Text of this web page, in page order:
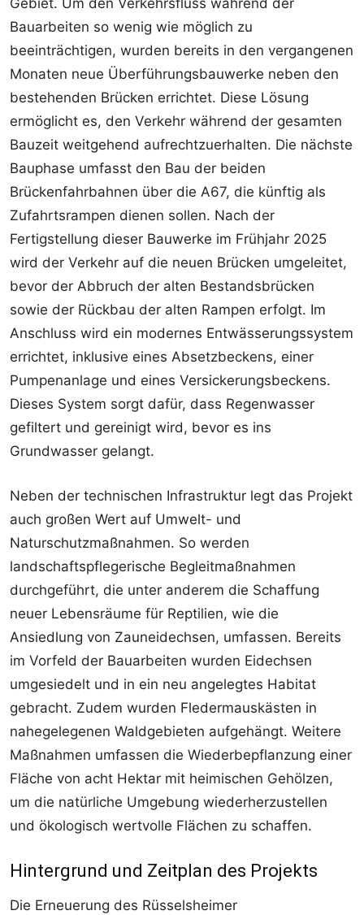
Gebiet. Um den Verkehrsfluss während der
Bauarbeiten so wenig wie möglich zu
beeinträchtigen, wurden bereits in den vergangenen
Monaten neue Überführungsbauwerke neben den
bestehenden Brücken errichtet. Diese Lösung
ermöglicht es, den Verkehr während der gesamten
Bauzeit weitgehend aufrechtzuerhalten. Die nächste
Bauphase umfasst den Bau der beiden
Brückenfahrbahnen über die A67, die künftig als
Zufahrtsrampen dienen sollen. Nach der
Fertigstellung dieser Bauwerke im Frühjahr 2025
wird der Verkehr auf die neuen Brücken umgeleitet,
bevor der Abbruch der alten Bestandsbrücken
sowie der Rückbau der alten Rampen erfolgt. Im
Anschluss wird ein modernes Entwässerungssystem
errichtet, inklusive eines Absetzbeckens, einer
Pumpenanlage und eines Versickerungsbeckens.
Dieses System sorgt dafür, dass Regenwasser
gefiltert und gereinigt wird, bevor es ins
Grundwasser gelangt.
Neben der technischen Infrastruktur legt das Projekt
auch großen Wert auf Umwelt- und
Naturschutzmaßnahmen. So werden
landschaftspflegerische Begleitmaßnahmen
durchgeführt, die unter anderem die Schaffung
neuer Lebensräume für Reptilien, wie die
Ansiedlung von Zauneidechsen, umfassen. Bereits
im Vorfeld der Bauarbeiten wurden Eidechsen
umgesiedelt und in ein neu angelegtes Habitat
gebracht. Zudem wurden Fledermauskästen in
nahegelegenen Waldgebieten aufgehängt. Weitere
Maßnahmen umfassen die Wiederbepflanzung einer
Fläche von acht Hektar mit heimischen Gehölzen,
um die natürliche Umgebung wiederherzustellen
und ökologisch wertvolle Flächen zu schaffen.
Hintergrund und Zeitplan des Projekts
Die Erneuerung des Rüsselsheimer